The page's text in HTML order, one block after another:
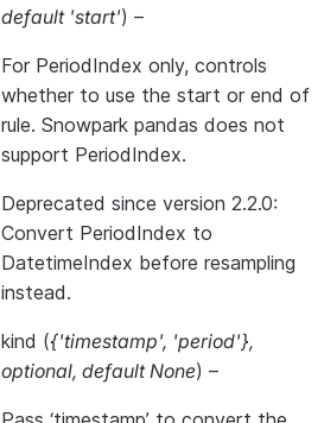
default 'start') –
For PeriodIndex only, controls
whether to use the start or end of
rule. Snowpark pandas does not
support PeriodIndex.
Deprecated since version 2.2.0:
Convert PeriodIndex to
DatetimeIndex before resampling
instead.
kind ({'timestamp', 'period'},
optional, default None) –